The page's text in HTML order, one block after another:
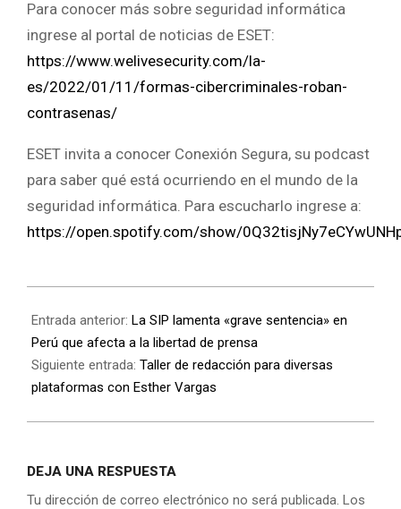
Para conocer más sobre seguridad informática
ingrese al portal de noticias de ESET:
https://www.welivesecurity.com/la-
es/2022/01/11/formas-cibercriminales-roban-
contrasenas/
ESET invita a conocer Conexión Segura, su podcast
para saber qué está ocurriendo en el mundo de la
seguridad informática. Para escucharlo ingrese a:
https://open.spotify.com/show/
Entrada anterior: La SIP lamenta «grave sentencia» en
Perú que afecta a la libertad de prensa
Siguiente entrada: Taller de redacción para diversas
plataformas con Esther Vargas
DEJA UNA RESPUESTA
Tu dirección de correo electrónico no será publicada. Los